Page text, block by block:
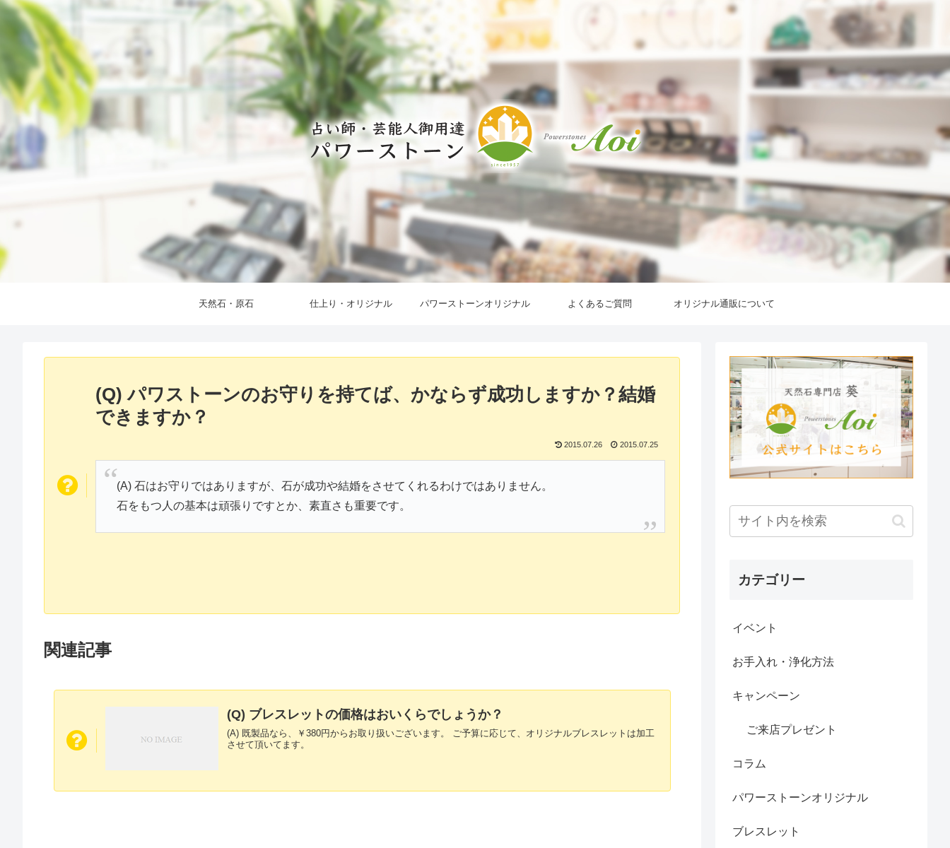
天然石・原石 仕上り・オリジナル パワーストーンオリジナル よくあるご質問 オリジナル通販について
(Q) パワストーンのお守りを持てば、かならず成功しますか？結婚
できますか？
2015.07.26 2015.07.25
(A) 石はお守りではありますが、石が成功や結婚をさせてくれるわけではありません。
石をもつ人の基本は頑張りですとか、素直さも重要です。
関連記事
(Q) ブレスレットの価格はおいくらでしょうか？
(A) 既製品なら、￥380円からお取り扱いございます。 ご予算に応じて、オリジナルブレスレットは加工
させて頂いてます。
カテゴリー
イベント
お手入れ・浄化方法
キャンペーン
ご来店プレゼント
コラム
パワーストーンオリジナル
ブレスレット